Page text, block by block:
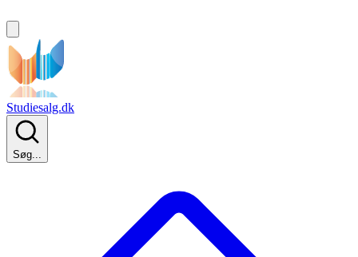
Studiesalg.dk
Søg...